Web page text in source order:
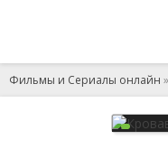
Фильмы и Сериалы онлайн »